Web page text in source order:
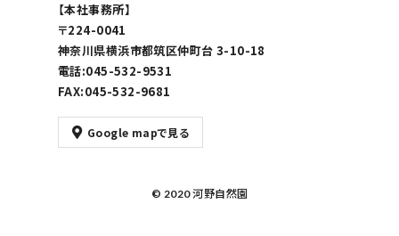
【本社事務所】
〒224-0041
神奈川県横浜市都筑区仲町台 3-10-18
電話:045-532-9531
FAX:045-532-9681
Google mapで見る
© 2020 河野自然園